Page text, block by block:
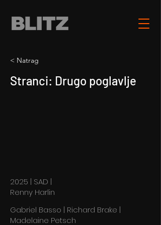
< Natrag
Stranci: Drugo poglavlje
2025 | SAD |
Renny Harlin
Gabriel Basso | Richard Brake |
Madelaine Petsch